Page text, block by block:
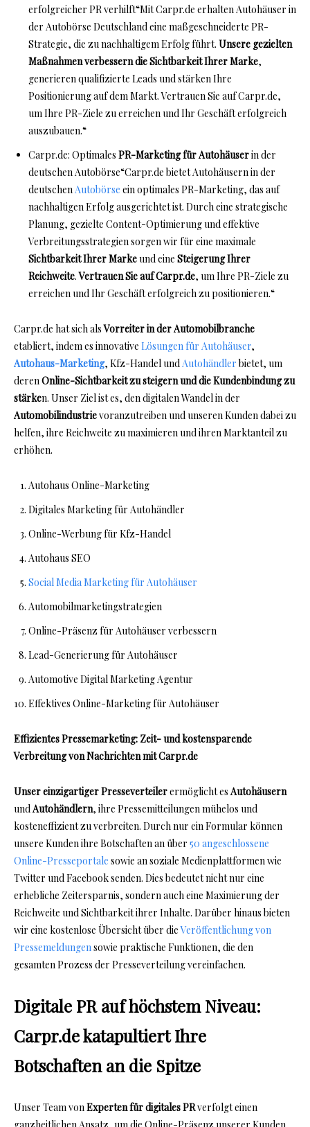
erfolgreicher PR verhilft“Mit Carpr.de erhalten Autohäuser in
der Autobörse Deutschland eine maßgeschneiderte PR-
Strategie, die zu nachhaltigem Erfolg führt. Unsere gezielten
Maßnahmen verbessern die Sichtbarkeit Ihrer Marke,
generieren qualifizierte Leads und stärken Ihre
Positionierung auf dem Markt. Vertrauen Sie auf Carpr.de,
um Ihre PR-Ziele zu erreichen und Ihr Geschäft erfolgreich
auszubauen.“
Carpr.de: Optimales PR-Marketing für Autohäuserin der
deutschen Autobörse“Carpr.de bietet Autohäusern in der
deutschenAutobörse ein optimales PR-Marketing, das auf
nachhaltigen Erfolg ausgerichtet ist. Durch eine strategische
Planung, gezielte Content-Optimierung und effektive
Verbreitungsstrategien sorgen wir für eine maximale
Sichtbarkeit Ihrer Markeund eine Steigerung Ihrer
Reichweite.Vertrauen Sie auf Carpr.de, um Ihre PR-Ziele zu
erreichen und Ihr Geschäft erfolgreich zu positionieren.“
Carpr.de hat sich alsVorreiter in der Automobilbranche
etabliert, indem es innovative Lösungen für Autohäuser,
Autohaus-Marketing, Kfz-Handel undAutohändlerbietet, um
derenOnline-Sichtbarkeit zu steigern und die Kundenbindung zu
stärken. Unser Ziel ist es, den digitalen Wandel in der
Automobilindustrievoranzutreiben und unseren Kunden dabei zu
helfen, ihre Reichweite zu maximieren und ihren Marktanteil zu
erhöhen.
Autohaus Online-Marketing
Digitales Marketing für Autohändler
Online-Werbung für Kfz-Handel
Autohaus SEO
Social Media Marketing für Autohäuser
Automobilmarketingstrategien
Online-Präsenz für Autohäuser verbessern
Lead-Generierung für Autohäuser
Automotive Digital Marketing Agentur
Effektives Online-Marketing für Autohäuser
Effizientes Pressemarketing: Zeit- und kostensparende
Verbreitung von Nachrichten mit Carpr.de
Unser einzigartiger Presseverteilerermöglicht es Autohäusern
undAutohändlern, ihre Pressemitteilungen mühelos und
kosteneffizient zu verbreiten. Durch nur ein Formular können
unsere Kunden ihre Botschaften an über 50 angeschlossene
Online-Presseportale sowie an soziale Medienplattformen wie
Twitter und Facebook senden. Dies bedeutet nicht nur eine
erhebliche Zeitersparnis, sondern auch eine Maximierung der
Reichweite und Sichtbarkeit ihrer Inhalte. Darüber hinaus bieten
wir eine kostenlose Übersicht über dieVeröffentlichung von
Pressemeldungensowie praktische Funktionen, die den
gesamten Prozess der Presseverteilung vereinfachen.
Digitale PR auf höchstem Niveau:
Carpr.de katapultiert Ihre
Botschaften an die Spitze
Unser Team vonExperten für digitales PRverfolgt einen